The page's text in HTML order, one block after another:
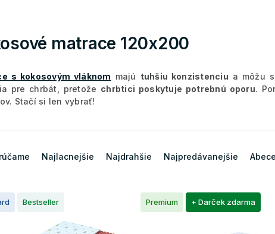
matrace 120x200
s kokosovým vláknom majú tuhšiu konzistenciu a môžu
pre chrbát, pretože chrbtici poskytuje potrebnú oporu.
Stačí si len vybrať!
Najlacnejšie Najdrahšie Najpredávanejšie
Bestseller Premium + Darček zdarma